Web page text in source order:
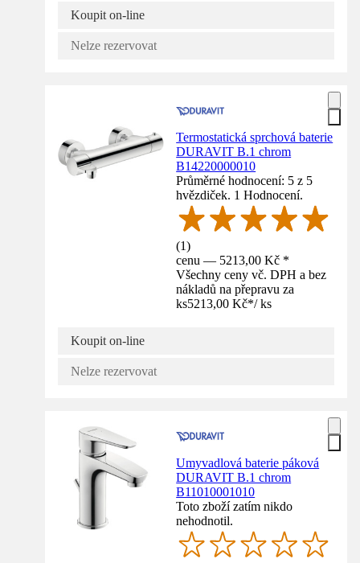
Koupit on-line
Nelze rezervovat
Termostatická sprchová baterie
DURAVIT B.1 chrom
B14220000010
Průměrné hodnocení: 5 z 5
hvězdiček. 1 Hodnocení.
(1)
cenu — 5213,00 Kč *
Všechny ceny vč. DPH a bez
nákladů na přepravu za
ks5213,00 Kč*/ ks
Koupit on-line
Nelze rezervovat
Umyvadlová baterie páková
DURAVIT B.1 chrom
B11010001010
Toto zboží zatím nikdo
nehodnotil.